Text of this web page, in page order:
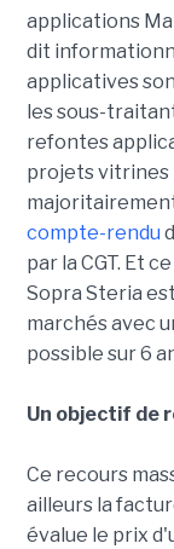
applications
dit
applicatives
les sous-
refontes
projets vitrines
compte-rendu
par la CGT. Et
Sopra Steria
marchés avec
possible sur 6
Un objectif de
Ce recours
ailleurs la
évalue le prix